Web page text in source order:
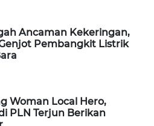
Ancaman Kekeringan,
Pembangkit Listrik
Woman Local Hero,
PLN Terjun Berikan